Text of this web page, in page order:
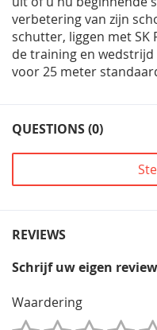
verbetering van zijn
schutter, liggen met SK
de training en
voor 25 meter
QUESTIONS (0)
REVIEWS
Schrijf uw eigen review
Waardering